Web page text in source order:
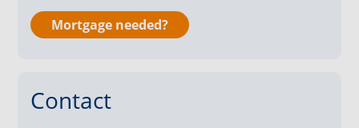
entree bevindt zich nog een separaat toilet voor
gasten.
wasmachine, droger en de technische installaties.
Mortgage needed?
Contact